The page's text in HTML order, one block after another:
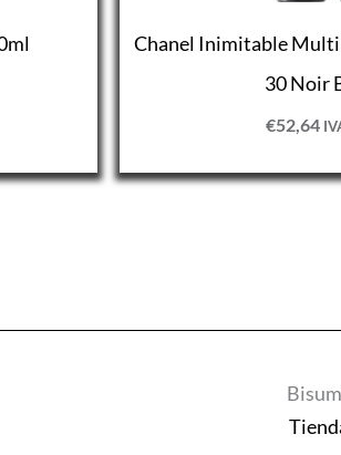
Chanel Inimitable
30 Noir
€52,64